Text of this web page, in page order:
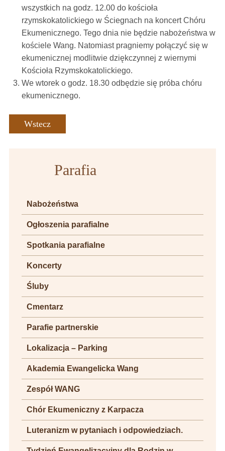
wszystkich na godz. 12.00 do kościoła
rzymskokatolickiego w Ściegnach na koncert Chóru
Ekumenicznego. Tego dnia nie będzie nabożeństwa w
kościele Wang. Natomiast pragniemy połączyć się w
ekumenicznej modlitwie dziękczynnej z wiernymi
Kościoła Rzymskokatolickiego.
We wtorek o godz. 18.30 odbędzie się próba chóru
ekumenicznego.
Wstecz
Parafia
Nabożeństwa
Ogłoszenia parafialne
Spotkania parafialne
Koncerty
Śluby
Cmentarz
Parafie partnerskie
Lokalizacja – Parking
Akademia Ewangelicka Wang
Zespół WANG
Chór Ekumeniczny z Karpacza
Luteranizm w pytaniach i odpowiedziach.